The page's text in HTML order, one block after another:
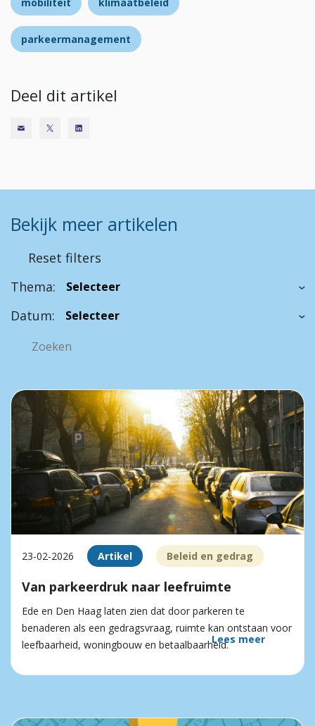
parkeermanagement
Deel dit artikel
Bekijk meer artikelen
Reset filters
Thema:
Datum:
23-02-2026 Artikel Beleid en gedrag
Van parkeerdruk naar leefruimte
Ede en Den Haag laten zien dat door parkeren te
benaderen als een gedragsvraag, ruimte kan ontstaan voor
leefbaarheid, woningbouw en betaalbaarheid.Lees meer